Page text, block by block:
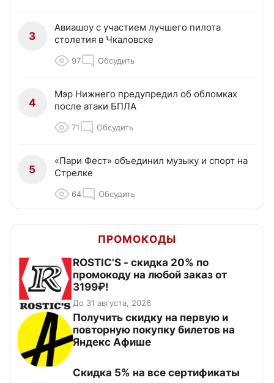
3
Авиашоу с участием лучшего пилота
столетия в Чкаловске
97 Обсудить
4
Мэр Нижнего предупредил об обломках
после атаки БПЛА
71 Обсудить
5
«Пари Фест» объединил музыку и спорт на
Стрелке
64 Обсудить
ПРОМОКОДЫ
ROSTIC'S - скидка 20% по
промокоду на любой заказ от
3199₽!
До 31 августа, 2026
Получить скидку на первую и
повторную покупку билетов на
Яндекс Афише
Скидка 5% на все сертификаты